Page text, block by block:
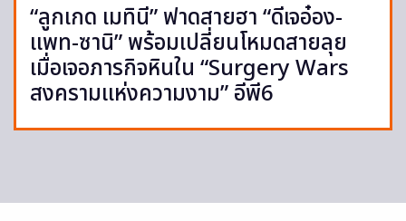
“ลูกเกด เมทินี” ฟาดสายฮา “ดีเจอ๋อง-
แพท-ซานิ” พร้อมเปลี่ยนโหมดสายลุย
เมื่อเจอภารกิจหินใน “Surgery Wars
สงครามแห่งความงาม” อีพี6